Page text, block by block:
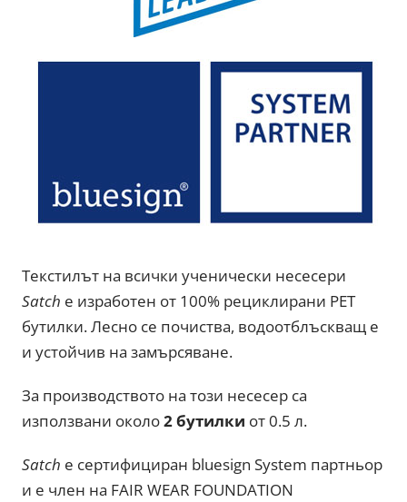
Текстилът на всички ученически несесери
Satch е изработен от 100% рециклирани PET
бутилки. Лесно се почиства, водоотблъскващ e
и устойчив на замърсяване.
За производството на този несесер са
използвани около2 бутилки от 0.5 л.
Satch е сертифициран bluesign System партньор
и е член на FAIR WEAR FOUNDATION